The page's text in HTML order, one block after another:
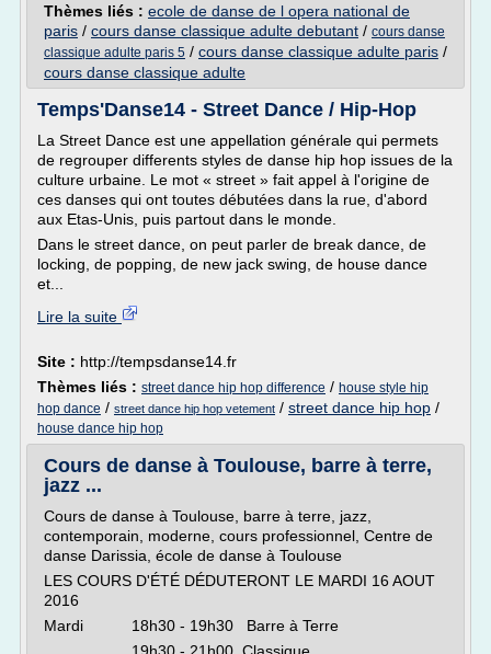
Thèmes liés : ecole de danse de l opera national de
paris / cours danse classique adulte debutant / cours danse
classique adulte paris 5 / cours danse classique adulte paris /
cours danse classique adulte
Temps'Danse14 - Street Dance / Hip-Hop
La Street Dance est une appellation générale qui permets
de regrouper differents styles de danse hip hop issues de la
culture urbaine. Le mot « street » fait appel à l'origine de
ces danses qui ont toutes débutées dans la rue, d'abord
aux Etas-Unis, puis partout dans le monde.
Dans le street dance, on peut parler de break dance, de
locking, de popping, de new jack swing, de house dance
et...
Lire la suite
Site : http://tempsdanse14.fr
Thèmes liés : street dance hip hop difference / house style hip
hop dance / street dance hip hop vetement / street dance hip hop /
house dance hip hop
Cours de danse à Toulouse, barre à terre,
jazz ...
Cours de danse à Toulouse, barre à terre, jazz,
contemporain, moderne, cours professionnel, Centre de
danse Darissia, école de danse à Toulouse
LES COURS D'ÉTÉ DÉDUTERONT LE MARDI 16 AOUT
2016
Mardi 18h30 - 19h30 Barre à Terre